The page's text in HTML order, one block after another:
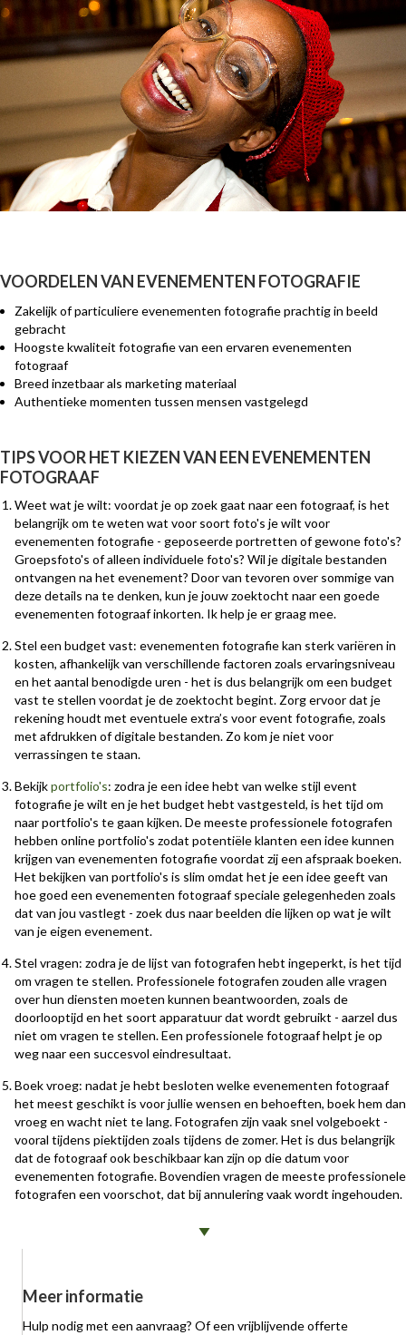
VOORDELEN VAN EVENEMENTEN FOTOGRAFIE
Zakelijk of particuliere evenementen fotografie prachtig in beeld
gebracht
Hoogste kwaliteit fotografie van een ervaren evenementen
fotograaf
Breed inzetbaar als marketing materiaal
Authentieke momenten tussen mensen vastgelegd
TIPS VOOR HET KIEZEN VAN EEN EVENEMENTEN
FOTOGRAAF
Weet wat je wilt: voordat je op zoek gaat naar een fotograaf, is het
belangrijk om te weten wat voor soort foto's je wilt voor
evenementen fotografie - geposeerde portretten of gewone foto's?
Groepsfoto's of alleen individuele foto's? Wil je digitale bestanden
ontvangen na het evenement? Door van tevoren over sommige van
deze details na te denken, kun je jouw zoektocht naar een goede
evenementen fotograaf inkorten. Ik help je er graag mee.
Stel een budget vast: evenementen fotografie kan sterk variëren in
kosten, afhankelijk van verschillende factoren zoals ervaringsniveau
en het aantal benodigde uren - het is dus belangrijk om een budget
vast te stellen voordat je de zoektocht begint. Zorg ervoor dat je
rekening houdt met eventuele extra’s voor event fotografie, zoals
met afdrukken of digitale bestanden. Zo kom je niet voor
verrassingen te staan.
Bekijkportfolio's: zodra je een idee hebt van welke stijl event
fotografie je wilt en je het budget hebt vastgesteld, is het tijd om
naar portfolio's te gaan kijken. De meeste professionele fotografen
hebben online portfolio's zodat potentiële klanten een idee kunnen
krijgen van evenementen fotografie voordat zij een afspraak boeken.
Het bekijken van portfolio's is slim omdat het je een idee geeft van
hoe goed een evenementen fotograaf speciale gelegenheden zoals
dat van jou vastlegt - zoek dus naar beelden die lijken op wat je wilt
van je eigen evenement.
Stel vragen: zodra je de lijst van fotografen hebt ingeperkt, is het tijd
om vragen te stellen. Professionele fotografen zouden alle vragen
over hun diensten moeten kunnen beantwoorden, zoals de
doorlooptijd en het soort apparatuur dat wordt gebruikt - aarzel dus
niet om vragen te stellen. Een professionele fotograaf helpt je op
weg naar een succesvol eindresultaat.
Boek vroeg: nadat je hebt besloten welke evenementen fotograaf
het meest geschikt is voor jullie wensen en behoeften, boek hem dan
vroeg en wacht niet te lang. Fotografen zijn vaak snel volgeboekt -
vooral tijdens piektijden zoals tijdens de zomer. Het is dus belangrijk
dat de fotograaf ook beschikbaar kan zijn op die datum voor
evenementen fotografie. Bovendien vragen de meeste professionele
fotografen een voorschot, dat bij annulering vaak wordt ingehouden.
Meer informatie
Hulp nodig met een aanvraag? Of een vrijblijvende offerte